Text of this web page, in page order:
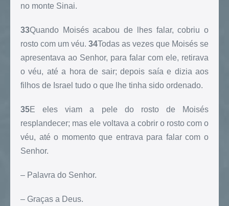
no monte Sinai.
33Quando Moisés acabou de lhes falar, cobriu o
rosto com um véu. 34Todas as vezes que Moisés se
apresentava ao Senhor, para falar com ele, retirava
o véu, até a hora de sair; depois saía e dizia aos
filhos de Israel tudo o que lhe tinha sido ordenado.
35E eles viam a pele do rosto de Moisés
resplandecer; mas ele voltava a cobrir o rosto com o
véu, até o momento que entrava para falar com o
Senhor.
– Palavra do Senhor.
– Graças a Deus.